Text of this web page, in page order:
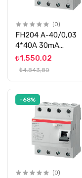
(0)
FH204 A-40/0,03
4*40A 30mA
KÇK.AK.ROLE ABB
₺1.550,02
₺4.843,80
-68%
(0)